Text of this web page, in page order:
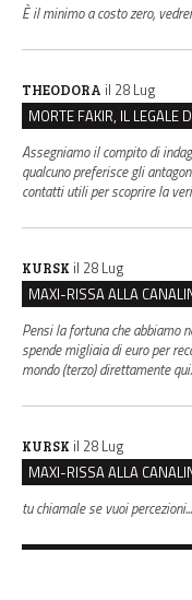
È il minimo a costo zero,
THEODORA il 28 Lug
Assegniamo il compito di
qualcuno preferisce gli
contatti utili per scoprire la
KURSK il 28 Lug
Pensi la fortuna che abbiamo
spende migliaia di euro per
mondo (terzo) direttamente
KURSK il 28 Lug
tu chiamale se vuoi percezioni...